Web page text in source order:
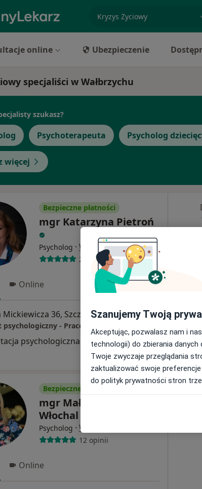
specjalizacja, badanie lub
online Ubezpieczenie
specjaliści w Wałbrzychu
szukasz?
Psychoterapeuta Psycholog
więcej
Bezpieczne płatności
mgr Katarzyna Pietroń
Psycholog · Więcej
27 opinii
Online
Mickiewicza 36, Szczawno-Zdrój •Mapa
psychologiczna 220 zł
Bezpieczne płatności
mgr Małgorzata
Włochal
Psycholog · Więcej
12 opinii
Online
Szanujemy Twoją
Akceptując, pozwalasz nam i
technologii) do zbierania
Twoje zwyczaje przeglądania
zaktualizować swoje
do polityk prywatności stron